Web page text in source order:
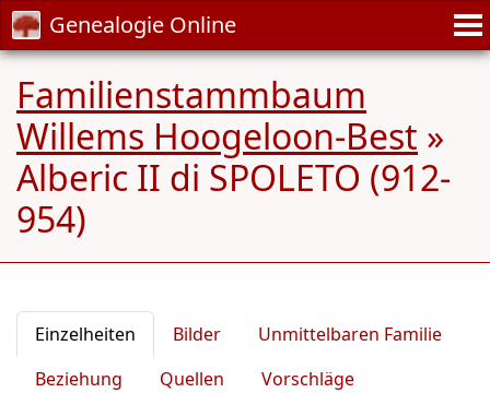
Genealogie Online
Familienstammbaum
Willems Hoogeloon-Best »
Alberic II di SPOLETO (912-
954)
Einzelheiten Bilder
Unmittelbaren Familie
Beziehung
Quellen
Vorschläge